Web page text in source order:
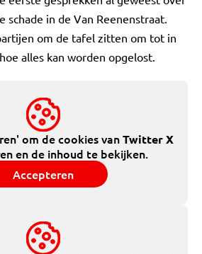
schade in de Van Reenenstraat.
om de tafel zitten om tot in
alles kan worden opgelost.
om de cookies vanTwitter X
en de inhoud te bekijken.
Accepteren